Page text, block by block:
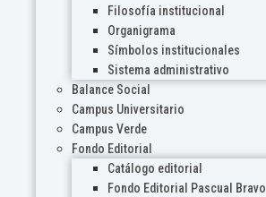
Filosofía institucional
Organigrama
Símbolos institucionales
Sistema administrativo
Balance Social
Campus Universitario
Campus Verde
Fondo Editorial
Catálogo editorial
Fondo Editorial Pascual Bravo